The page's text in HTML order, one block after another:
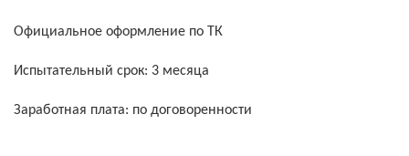
Официальное оформление по ТК
Испытательный срок: 3 месяца
Заработная плата: по договоренности